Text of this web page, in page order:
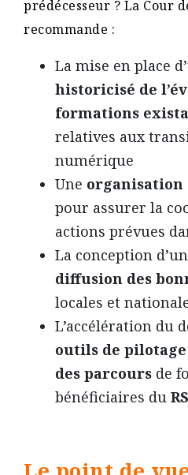
prédécesseur ? La Cour
recommande :
La mise en place
historicisé de
formations
relatives aux
numérique
Une organisation
pour assurer la
actions prévues
La conception
diffusion des
locales et
L’accélération du
outils de
des parcours de
bénéficiaires du